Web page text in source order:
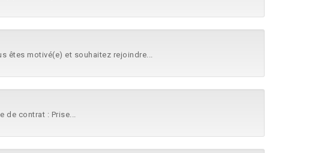
êtes motivé(e) et souhaitez rejoindre...
de contrat : Prise...